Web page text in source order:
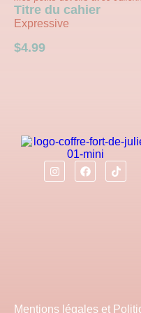
Titre du cahier
Expressive
$4.99
Mentions légales et